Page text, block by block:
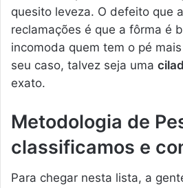
quesito leveza. O defeito que
reclamações é que a fôrma é
incomoda quem tem o pé
seu caso, talvez seja uma
exato.
Metodologia de
classificamos e
Para chegar nesta lista, a